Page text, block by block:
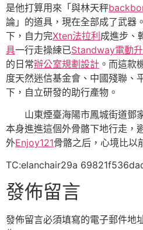
是他打算用來「與林天秤
論」的道具，現在全部成了武器
下，自力完Xten法拉利成進步、
具一行走操練已Standway電動
的日常辦公室規劃設計 。而這款
度天然迷信基金會、中國殘聯、
下，自立研發的助行產物。
山東煙臺海陽市鳳城街道鄧
本身進進這個外骨骼下地行走，
外Enjoy121骨骼之后，心境比以
TC:elanchair29a
發佈留言
發佈留言必須填寫的電子郵件地